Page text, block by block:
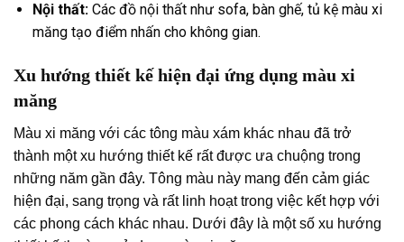
Nội thất:Các đồ nội thất như sofa, bàn ghế, tủ kệ màu xi
măng tạo điểm nhấn cho không gian.
Xu hướng thiết kế hiện đại ứng dụng màu xi
măng
Màu xi măng với các tông màu xám khác nhau đã trở
thành một xu hướng thiết kế rất được ưa chuộng trong
những năm gần đây. Tông màu này mang đến cảm giác
hiện đại, sang trọng và rất linh hoạt trong việc kết hợp với
các phong cách khác nhau. Dưới đây là một số xu hướng